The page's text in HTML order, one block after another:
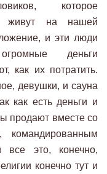
которое
живут на нашей
и эти люди
деньги
как их потратить.
девушки, и сауна
как есть деньги и
продают вместе со
командированным
это, конечно,
конечно тут и